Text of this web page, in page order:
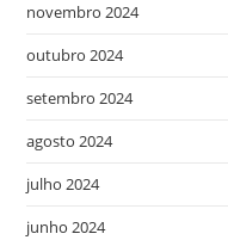
novembro 2024
outubro 2024
setembro 2024
agosto 2024
julho 2024
junho 2024